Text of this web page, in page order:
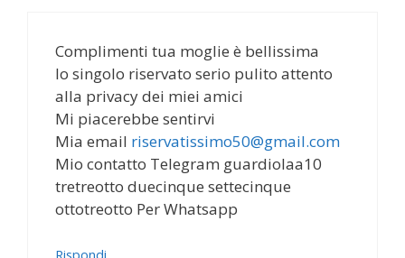
Complimenti tua moglie è bellissima
Io singolo riservato serio pulito attento
alla privacy dei miei amici
Mi piacerebbe sentirvi
Mia email riservatissimo50@gmail.com
Mio contatto Telegram guardiolaa10
tretreotto duecinque settecinque
ottotreotto Per Whatsapp